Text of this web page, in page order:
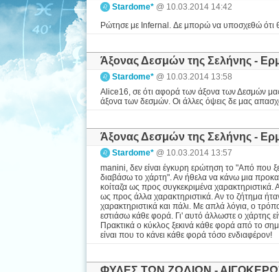
Stardome* @ 10.03.2014 14:42
Ρώτησε με Infernal. Δε μπορώ να υποσχεθώ ότι
Άξονας Δεσμών της Σελήνης -
Stardome* @ 10.03.2014 13:58
Alice16, σε ότι αφορά των άξονα των Δεσμών
άξονα των δεσμών. Οι άλλες όψεις δε μας
Άξονας Δεσμών της Σελήνης -
Stardome* @ 10.03.2014 13:57
manini, δεν είναι έγκυρη ερώτηση το "Από που
διαβάσω το χάρτη". Αν ήθελα να κάνω μια
κοίταζα ως προς συγκεκριμένα
ως προς άλλα χαρακτηριστικά. Αν το ζήτημα
χαρακτηριστικά και πάλι. Με απλά λόγια, ο
εστιάσω κάθε φορά. Γι' αυτό άλλωστε ο χάρτης
Πρακτικά ο κύκλος ξεκινά κάθε φορά από το
είναι που το κάνει κάθε φορά τόσο ενδιαφέρον!